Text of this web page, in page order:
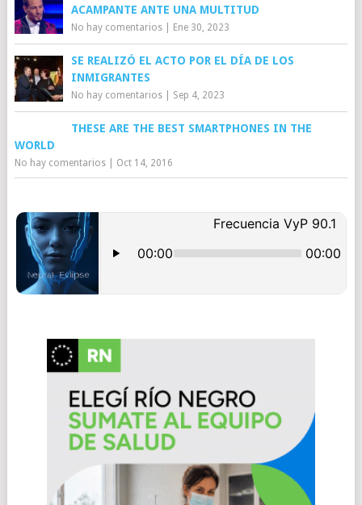
ACAMPANTE ANTE UNA MULTITUD
No hay comentarios| Ene 30, 2023
SE REALIZÓ EL ACTO POR EL DÍA DE LOS
INMIGRANTES
No hay comentarios| Sep 4, 2023
THESE ARE THE BEST SMARTPHONES IN THE
WORLD
No hay comentarios| Oct 14, 2016